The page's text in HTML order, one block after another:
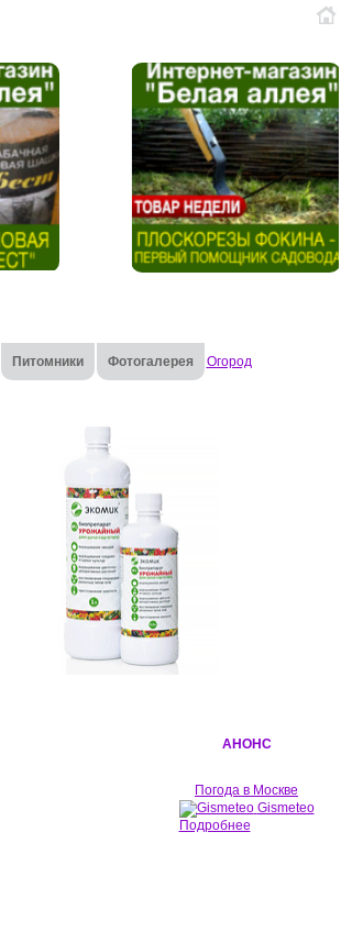
Питомники Фотогалерея Огород
АНОНС
Погода в Москве
Gismeteo
Подробнее